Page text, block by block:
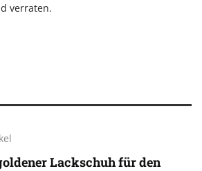
verraten.
Lackschuh für den